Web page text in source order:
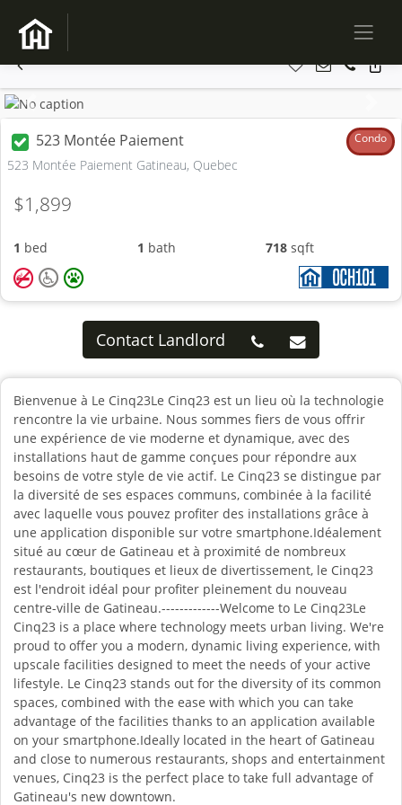
Previous
523 Montée Paiement Condo
523 Montée Paiement Gatineau, Quebec
$1,899
1 bed 1 bath 718 sqft
Contact Landlord
Bienvenue à Le Cinq23Le Cinq23 est un lieu où la technologie
rencontre la vie urbaine. Nous sommes fiers de vous offrir
une expérience de vie moderne et dynamique, avec des
installations haut de gamme conçues pour répondre aux
besoins de votre style de vie actif. Le Cinq23 se distingue par
la diversité de ses espaces communs, combinée à la facilité
avec laquelle vous pouvez profiter des installations grâce à
une application disponible sur votre smartphone.Idéalement
situé au cœur de Gatineau et à proximité de nombreux
restaurants, boutiques et lieux de divertissement, le Cinq23
est l'endroit idéal pour profiter pleinement du nouveau
centre-ville de Gatineau.-------------Welcome to Le Cinq23Le
Cinq23 is a place where technology meets urban living. We're
proud to offer you a modern, dynamic living experience, with
upscale facilities designed to meet the needs of your active
lifestyle. Le Cinq23 stands out for the diversity of its common
spaces, combined with the ease with which you can take
advantage of the facilities thanks to an application available
on your smartphone.Ideally located in the heart of Gatineau
and close to numerous restaurants, shops and entertainment
venues, Cinq23 is the perfect place to take full advantage of
Gatineau's new downtown.